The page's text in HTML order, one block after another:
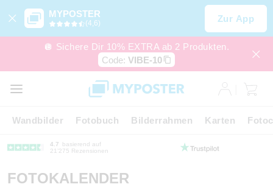
MYPOSTER
(4,6) Zur App
🪩 Sichere Dir 10% EXTRA ab 2 Produkten.
Code: VIBE-10
Wandbilder Fotobuch Bilderrahmen Karten
4.7
basierend auf
21’275 Rezensionen
FOTOKALENDER